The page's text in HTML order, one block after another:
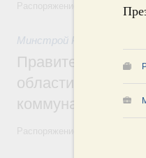
Распоряжение от 27 июля
Минстрой России
Правительство
области на
коммунального